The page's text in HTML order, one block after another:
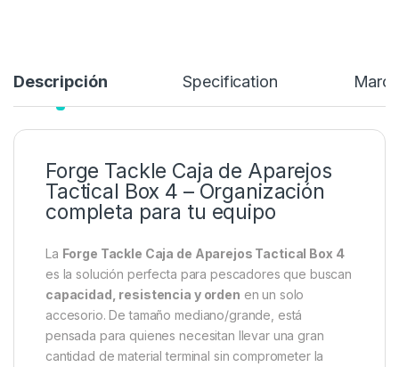
Descripción Specification Marca
Forge Tackle Caja de Aparejos
Tactical Box 4 – Organización
completa para tu equipo
La Forge Tackle Caja de Aparejos Tactical Box 4
es la solución perfecta para pescadores que buscan
capacidad, resistencia y orden en un solo
accesorio. De tamaño mediano/grande, está
pensada para quienes necesitan llevar una gran
cantidad de material terminal sin comprometer la